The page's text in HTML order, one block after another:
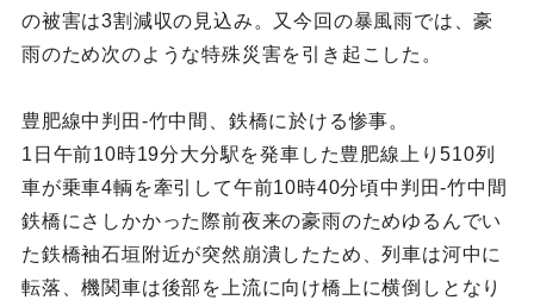
の被害は3割減収の見込み。又今回の暴風雨では、豪
雨のため次のような特殊災害を引き起こした。
豊肥線中判田‐竹中間、鉄橋に於ける惨事。
1日午前10時19分大分駅を発車した豊肥線上り510列
車が乗車4輌を牽引して午前10時40分頃中判田‐竹中間
鉄橋にさしかかった際前夜来の豪雨のためゆるんでい
た鉄橋袖石垣附近が突然崩潰したため、列車は河中に
転落、機関車は後部を上流に向け橋上に横倒しとなり